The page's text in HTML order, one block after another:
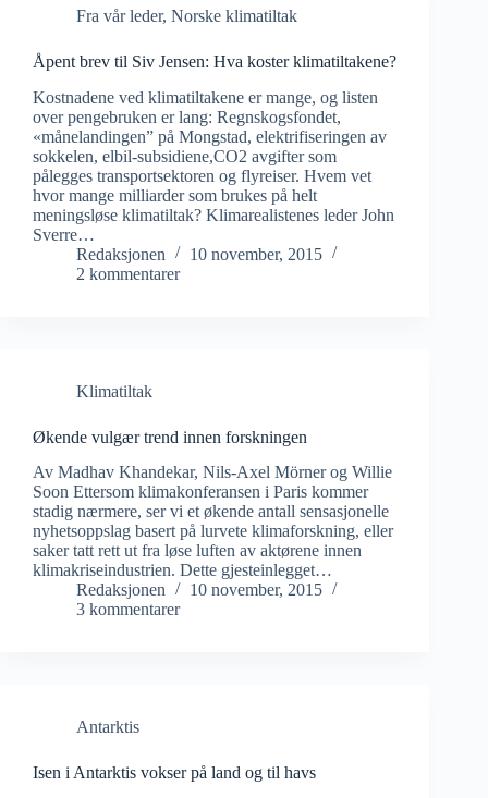
Fra vår leder, Norske klimatiltak
Åpent brev til Siv Jensen: Hva koster klimatiltakene?
Kostnadene ved klimatiltakene er mange, og listen
over pengebruken er lang: Regnskogsfondet,
«månelandingen” på Mongstad, elektrifiseringen av
sokkelen, elbil-subsidiene,CO2 avgifter som
pålegges transportsektoren og flyreiser. Hvem vet
hvor mange milliarder som brukes på helt
meningsløse klimatiltak? Klimarealistenes leder John
Sverre…
Redaksjonen
10 november, 2015
2 kommentarer
Klimatiltak
Økende vulgær trend innen forskningen
Av Madhav Khandekar, Nils-Axel Mörner og Willie
Soon Ettersom klimakonferansen i Paris kommer
stadig nærmere, ser vi et økende antall sensasjonelle
nyhetsoppslag basert på lurvete klimaforskning, eller
saker tatt rett ut fra løse luften av aktørene innen
klimakriseindustrien. Dette gjesteinlegget…
Redaksjonen
10 november, 2015
3 kommentarer
Antarktis
Isen i Antarktis vokser på land og til havs